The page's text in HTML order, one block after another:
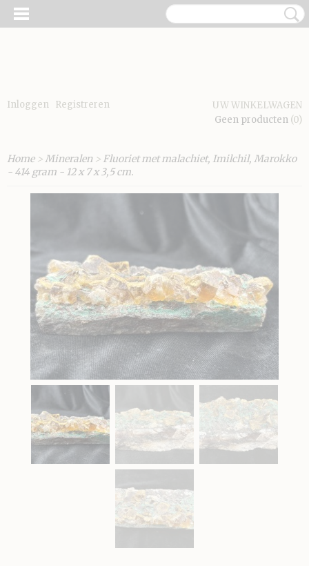
Inloggen Registreren
UW WINKELWAGEN
Geen producten (0)
Home>Mineralen > Fluoriet met malachiet, Imilchil, Marokko
- 414 gram - 12 x 7 x 3,5 cm.